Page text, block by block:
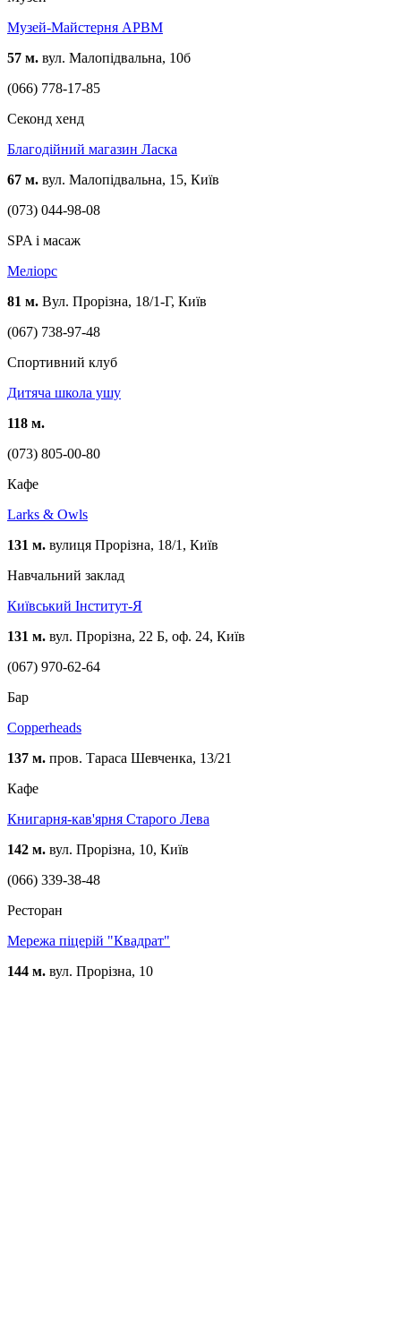
Музей-Майстерня АРВМ
57 м. вул. Малопідвальна, 10б
(066) 778-17-85
Cеконд хенд
Благодійний магазин Ласка
67 м. вул. Малопідвальна, 15, Київ
(073) 044-98-08
SPA і масаж
Меліорс
81 м. Вул. Прорізна, 18/1-Г, Київ
(067) 738-97-48
Спортивний клуб
Дитяча школа ушу
118 м.
(073) 805-00-80
Кафе
Larks & Owls
131 м. вулиця Прорізна, 18/1, Київ
Навчальний заклад
Київський Інститут-Я
131 м. вул. Прорізна, 22 Б, оф. 24, Київ
(067) 970-62-64
Бар
Copperheads
137 м. пров. Тараса Шевченка, 13/21
Кафе
Книгарня-кав'ярня Старого Лева
142 м. вул. Прорізна, 10, Київ
(066) 339-38-48
Ресторан
Мережа піцерій "Квадрат"
144 м. вул. Прорізна, 10